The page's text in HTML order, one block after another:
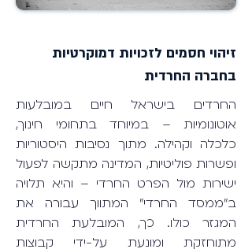
זיהוי חסמים לזכויות דמוקרטיות
בחברה החרדית
החרדים בישראל חיים במובלעות
אוטונומיות – במיוחד בתחומי חינוך,
כלכלה וקהילה. מתוך נסיבות היסטוריות
ופשרות פוליטיות, המדינה מתקשה לפעול
ישירות מול הפרט החרדי – והיא תלויה
ב”ממסד החרדי” המתווך עבורה את
המגזר כולו. כך, המובלעת החרדית
מתוחזקת ומונעת על-ידי קבוצות